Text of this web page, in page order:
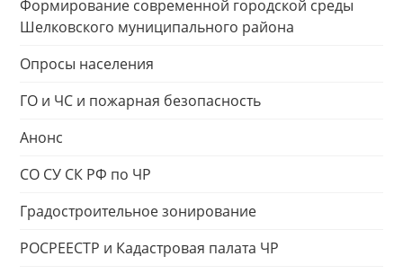
Формирование современной городской среды
Шелковского муниципального района
Опросы населения
ГО и ЧС и пожарная безопасность
Анонс
СО СУ СК РФ по ЧР
Градостроительное зонирование
РОСРЕЕСТР и Кадастровая палата ЧР